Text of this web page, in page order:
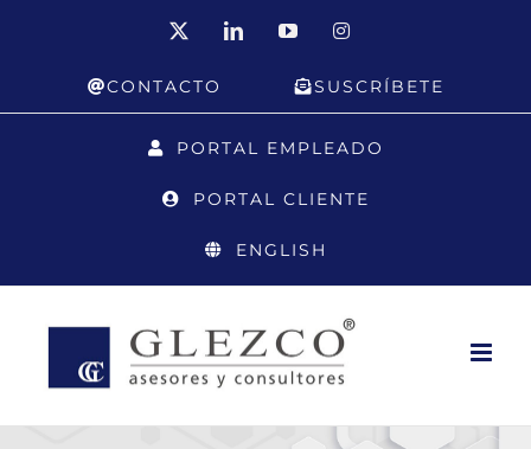
LinkedInYouTubeInstagram
CONTACTO SUSCRÍBETE
PORTAL EMPLEADO
PORTAL CLIENTE
ENGLISH